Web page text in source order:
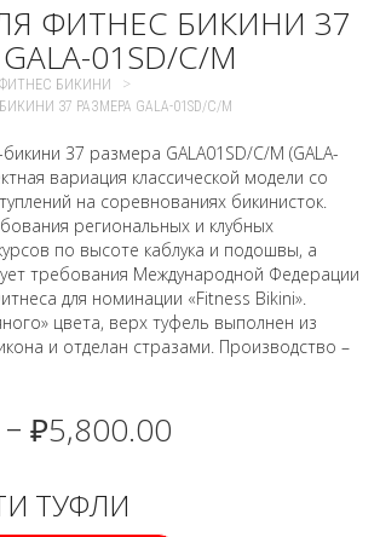
ФИТНЕС БИКИНИ 37
01SD/C/M
БИКИНИ >
37 РАЗМЕРА GALA-01SD/C/M
37 размера GALA01SD/C/M (GALA-
вариация классической модели со
на соревнованиях бикинисток.
региональных и клубных
по высоте каблука и подошвы, а
требования Международной Федерации
для номинации «Fitness Bikini».
цвета, верх туфель выполнен из
и отделан стразами. Производство –
– ₽5,800.00
ТУФЛИ